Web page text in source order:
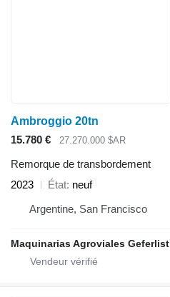
Ambroggio 20tn
15.780 €
27.270.000 $AR
Remorque de transbordement
2023
État neuf
Argentine, San Francisco
Maquinarias Agroviales Geferlist